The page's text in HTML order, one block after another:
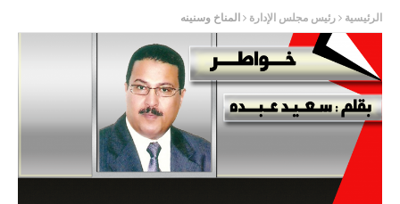
الرئيسية رئيس مجلس الإدارة المناخ وسنينه